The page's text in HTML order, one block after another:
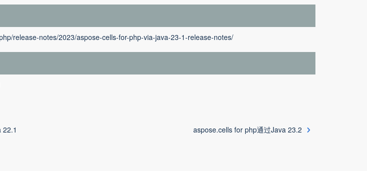
release-notes/2023/aspose-cells-for-php-via-java-23-1-release-notes/
22.1 aspose.cells for php通过Java 23.2